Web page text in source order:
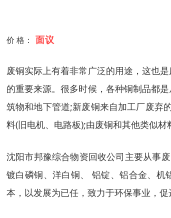
价 格： 面议
废铜实际上有着非常广泛的用途，这也
的重要来源。很多时候，各种铜制品都
筑物和地下管道;新废铜来自加工厂废弃
料(旧电机、电路板);由废铜和其他类似
沈阳市邦豫综合物资回收公司主要从事
镀白磷铜、洋白铜、 铝锭、铝合金、机
本，以发展为已任，致力于环保事业，